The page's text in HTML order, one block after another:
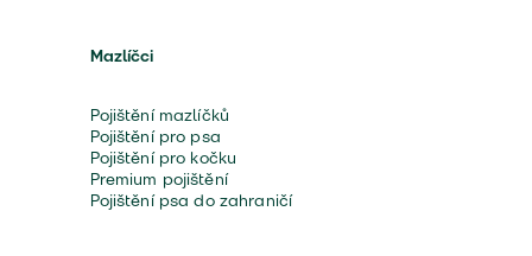
Mazlíčci
Pojištění mazlíčků
Pojištění pro psa
Pojištění pro kočku
Premium pojištění
Pojištění psa do zahraničí